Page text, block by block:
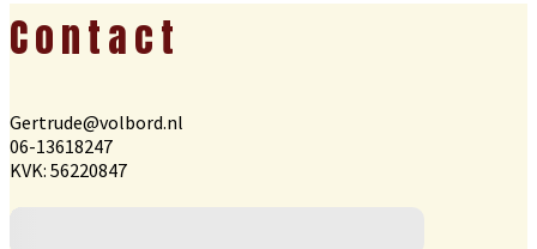
Footer
Contact
Gertrude@volbord.nl
06-13618247
KVK: 56220847